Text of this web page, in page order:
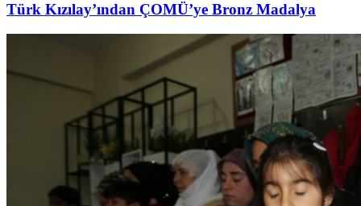
Türk Kızılay’ından ÇOMÜ’ye Bronz Madalya